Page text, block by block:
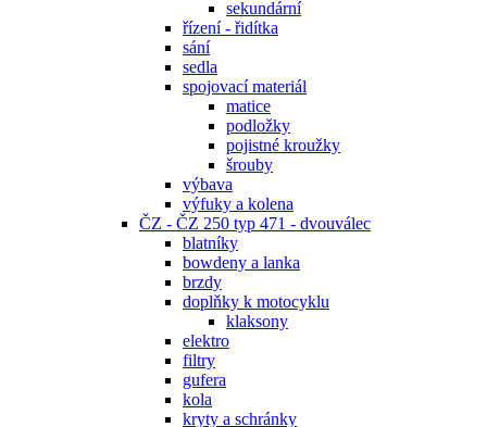
sekundární
řízení - řidítka
sání
sedla
spojovací materiál
matice
podložky
pojistné kroužky
šrouby
výbava
výfuky a kolena
ČZ - ČZ 250 typ 471 - dvouválec
blatníky
bowdeny a lanka
brzdy
doplňky k motocyklu
klaksony
elektro
filtry
gufera
kola
kryty a schránky